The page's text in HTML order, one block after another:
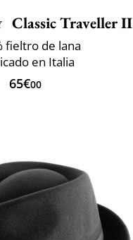
Classic Traveller II
fieltro de lana
en Italia
65€00